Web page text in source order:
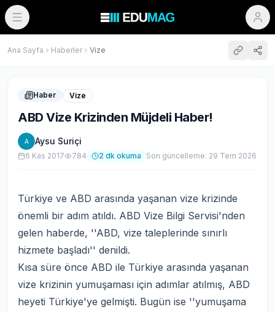
Ana Sayfa Haberler Vize
Haber Vize
ABD Vize Krizinden Müjdeli Haber!
A Aysu Suriçi
6 Kas 2017 784 2 dk okuma Son güncelleme: 29 Tem 2026
Türkiye ve ABD arasında yaşanan vize krizinde
önemli bir adım atıldı. ABD Vize Bilgi Servisi'nden
gelen haberde, ''ABD, vize taleplerinde sınırlı
hizmete başladı'' denildi.
Kısa süre önce ABD ile Türkiye arasında yaşanan
vize krizinin yumuşaması için adımlar atılmış, ABD
heyeti Türkiye'ye gelmişti. Bugün ise ''yumuşama